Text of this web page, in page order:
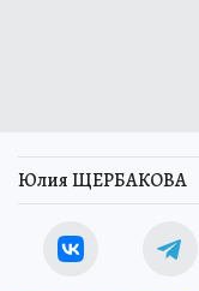
Юлия ЩЕРБАКОВА